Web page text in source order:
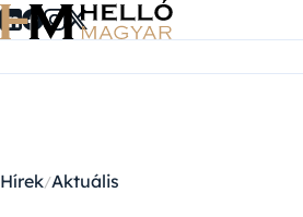
Ugrás a tartalomra
Hírek Aktuális